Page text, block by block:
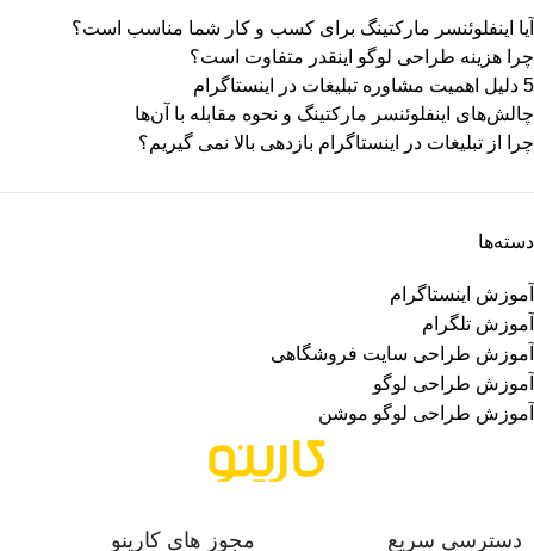
آیا اینفلوئنسر مارکتینگ برای کسب‌ و کار شما مناسب است؟
چرا هزینه طراحی لوگو اینقدر متفاوت است؟
5 دلیل اهمیت مشاوره تبلیغات در اینستاگرام
چالش‌های اینفلوئنسر مارکتینگ و نحوه مقابله با آن‌ها
چرا از تبلیغات در اینستاگرام بازدهی بالا نمی گیریم؟
دسته‌ها
آموزش اینستاگرام
آموزش تلگرام
آموزش طراحی سایت فروشگاهی
آموزش طراحی لوگو
آموزش طراحی لوگو موشن
دسترسی سریع مجوز های کارینو